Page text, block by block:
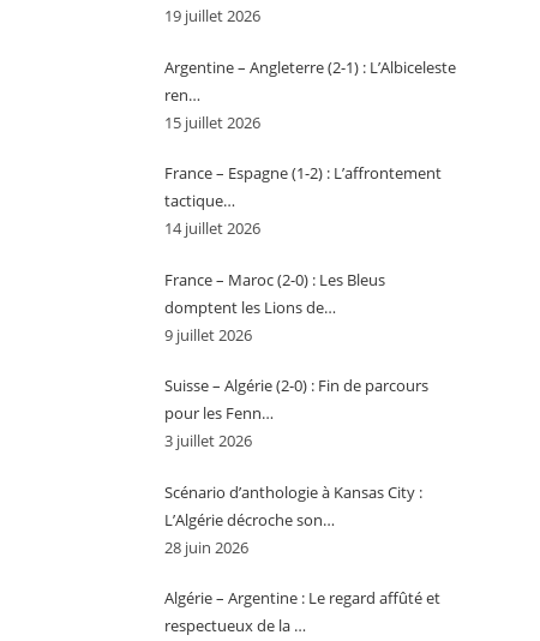
19 juillet 2026
Argentine – Angleterre (2-1) : L’Albiceleste
ren…
15 juillet 2026
France – Espagne (1-2) : L’affrontement
tactique…
14 juillet 2026
France – Maroc (2-0) : Les Bleus
domptent les Lions de…
9 juillet 2026
Suisse – Algérie (2-0) : Fin de parcours
pour les Fenn…
3 juillet 2026
Scénario d’anthologie à Kansas City :
L’Algérie décroche son…
28 juin 2026
Algérie – Argentine : Le regard affûté et
respectueux de la …